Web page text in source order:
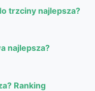
trzciny najlepsza?
najlepsza?
Ranking